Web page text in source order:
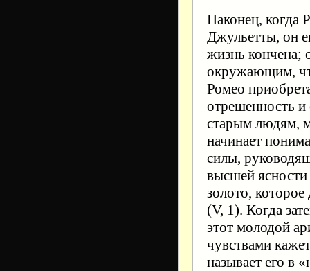
Наконец, когда
Джульетты, он
жизнь кончена;
окружающим,
Ромео
отрешенность и
старым людям,
начинает
силы,
высшей ясности
золото,
(V, 1). Когда
этот молодой
чувствами
называет его в